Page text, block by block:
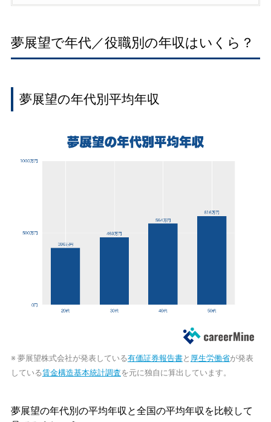
夢展望で年代／役職別の年収はいくら？
夢展望の年代別平均年収
※ 夢展望株式会社が発表している有価証券報告書と 厚生労働省が発表
している賃金構造基本統計調査を元に独自に算出しています。
夢展望の年代別の平均年収と全国の平均年収を比較して